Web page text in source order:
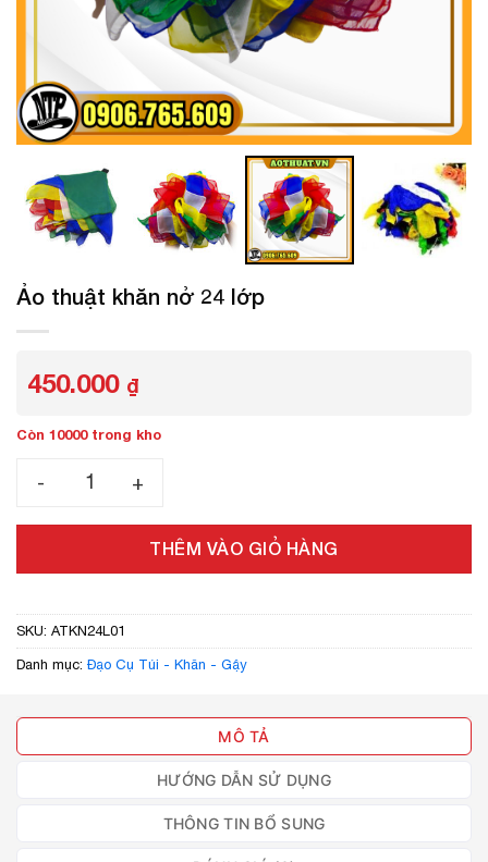
Ảo thuật khăn nở 24 lớp
450.000 ₫
Còn 10000 trong kho
Ảo thuật khăn nở 24 lớp số lượng
THÊM VÀO GIỎ HÀNG
SKU: ATKN24L01
Danh mục: Đạo Cụ Túi - Khăn - Gậy
MÔ TẢ
HƯỚNG DẪN SỬ DỤNG
THÔNG TIN BỔ SUNG